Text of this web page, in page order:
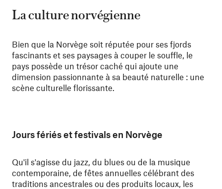
La culture norvégienne
Bien que la Norvège soit réputée pour ses fjords
fascinants et ses paysages à couper le souffle, le
pays possède un trésor caché qui ajoute une
dimension passionnante à sa beauté naturelle : une
scène culturelle florissante.
Jours fériés et festivals en Norvège
Qu'il s'agisse du jazz, du blues ou de la musique
contemporaine, de fêtes annuelles célébrant des
traditions ancestrales ou des produits locaux, les